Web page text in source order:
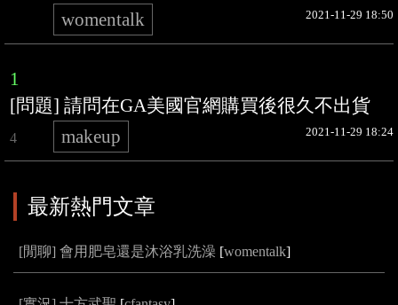
womentalk
2021-11-29 18:50
1
[問題] 請問在GA美國官網購買後很久不出貨
4 makeup 2021-11-29 18:24
最新熱門文章
[閒聊] 會用肥皂還是沐浴乳洗澡 [womentalk]